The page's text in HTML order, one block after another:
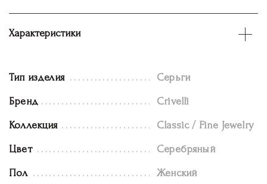
Характеристики
Тип изделия Серьги
Бренд Crivelli
Коллекция Classic / Fine Jewelry
Цвет Серебряный
Пол Женский